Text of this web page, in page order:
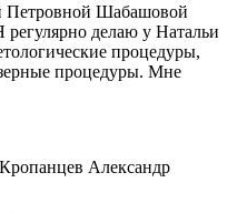
Петровной Шабашовой
регулярно делаю у Натальи
процедуры,
процедуры. Мне
Александр